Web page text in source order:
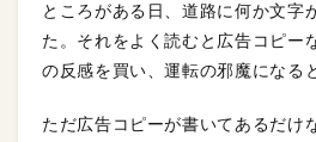
ところがある日、道路に何か文字
た。それをよく読むと広告コピー
の反感を買い、運転の邪魔になる
ただ広告コピーが書いてあるだけ